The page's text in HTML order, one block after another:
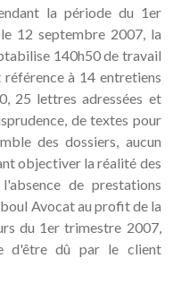
la période du 1er
12 septembre 2007, la
140h50 de travail
à 14 entretiens
25 lettres adressées et
de textes pour
des dossiers, aucun
objectiver la réalité des
de prestations
Avocat au profit de la
du 1er trimestre 2007,
d'être dû par le client